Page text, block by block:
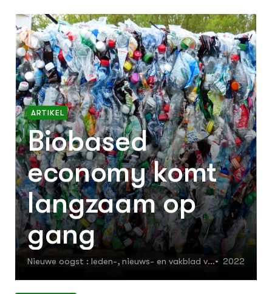
ARTIKEL
Biobased
economy komt
langzaam op
gang
Nieuwe oogst : leden-, nieuws- en vakblad va
8: 25
2022